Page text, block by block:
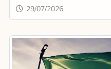
29/07/2026